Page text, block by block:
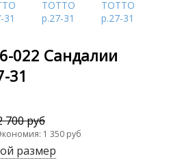
022 Сандалии
31
700 руб
1 350 руб
размер